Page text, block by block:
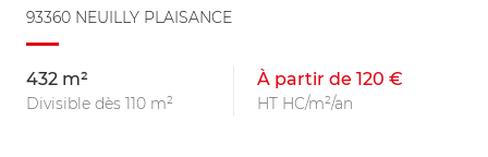
93360 NEUILLY PLAISANCE
432 m²
Divisible dès 110 m²
À partir de 120 €
HT HC/m²/an